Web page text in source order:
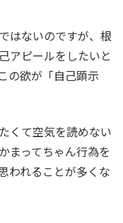
はないのですが、根
アピールをしたいと
の欲が「自己顕示
くて空気を読めない
まってちゃん行為を
われることが多くな